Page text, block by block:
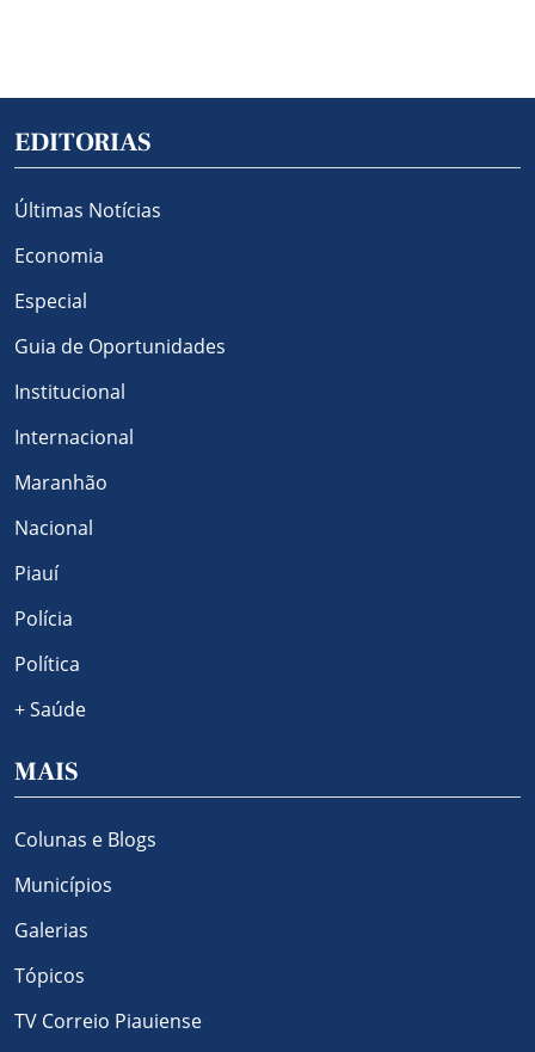
EDITORIAS
Últimas Notícias
Economia
Especial
Guia de Oportunidades
Institucional
Internacional
Maranhão
Nacional
Piauí
Polícia
Política
+ Saúde
MAIS
Colunas e Blogs
Municípios
Galerias
Tópicos
TV Correio Piauiense